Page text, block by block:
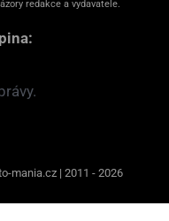
redakce a vydavatele.
mania.cz | 2011 - 2026